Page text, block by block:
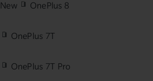
New OnePlus 8
OnePlus 7T
OnePlus 7T Pro